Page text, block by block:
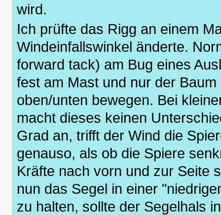
wird.
Ich prüfte das Rigg an einem
Windeinfallswinkel änderte.
forward tack) am Bug eines
fest am Mast und nur der
oben/unten bewegen. Bei
macht dieses keinen
Grad an, trifft der Wind die
genauso, als ob die Spiere
Kräfte nach vorn und zur Seite
nun das Segel in einer
zu halten, sollte der Segelhals